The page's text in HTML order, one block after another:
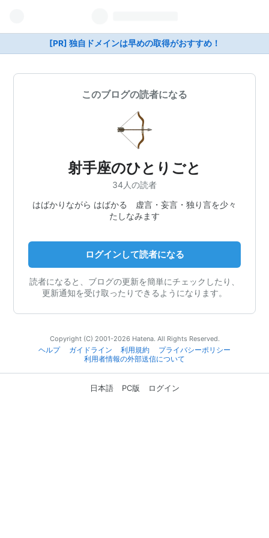
[PR] 独自ドメインは早めの取得がおすすめ！
このブログの読者になる
射手座のひとりごと
34人の読者
はばかりながら はばかる 虚言・妄言・独り言を少々
たしなみます
ログインして読者になる
読者になると、ブログの更新を簡単にチェックしたり、
更新通知を受け取ったりできるようになります。
Copyright (C) 2001-2026 Hatena. All Rights Reserved.
ヘルプ
ガイドライン 利用規約
プライバシーポリシー
利用者情報の外部送信について
日本語 PC版 ログイン